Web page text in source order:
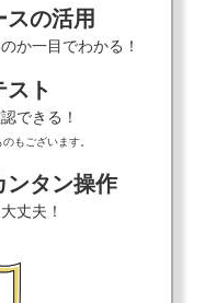
の活用
か一目でわかる！
ト
できる！
もございます。
ンタン操作
丈夫！